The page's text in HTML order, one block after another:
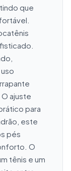
que
ajuste
para
este
pés
O
tênis e um